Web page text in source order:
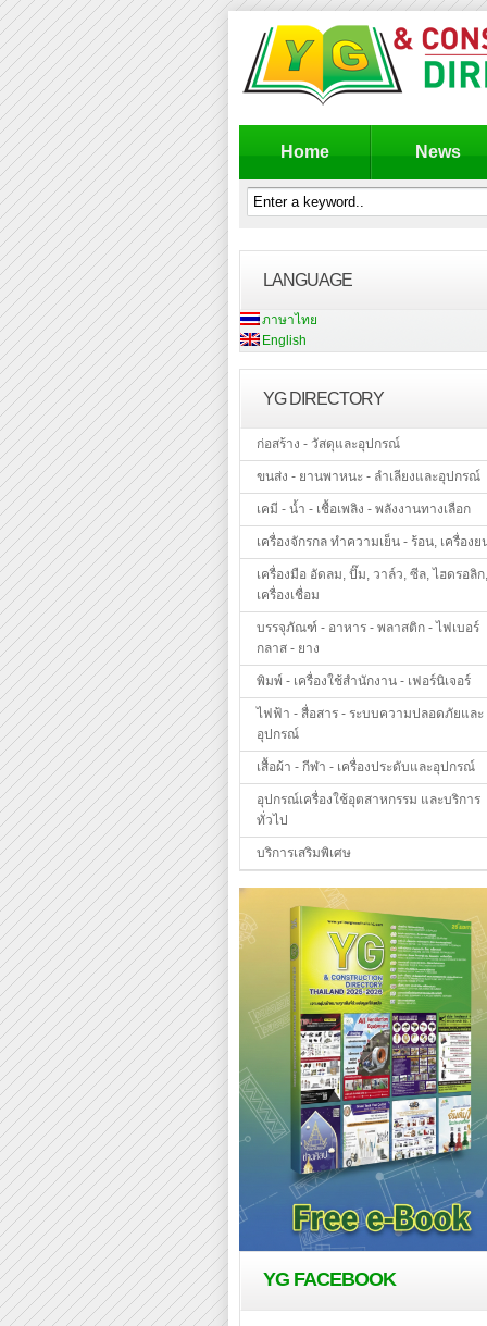
Home News
LANGUAGE
ภาษาไทย
English
YG DIRECTORY
ก่อสร้าง - วัสดุและอุปกรณ์
ขนส่ง - ยานพาหนะ - ลำเลียงและอุปกรณ์
เคมี - น้ำ - เชื้อเพลิง - พลังงานทางเลือก
เครื่องจักรกล ทำความเย็น - ร้อน, เครื่องย
เครื่องมือ อัดลม, ปั๊ม, วาล์ว, ซีล, ไฮดรอลิก,
เครื่องเชื่อม
บรรจุภัณฑ์ - อาหาร - พลาสติก - ไฟเบอร์
กลาส - ยาง
พิมพ์ - เครื่องใช้สำนักงาน - เฟอร์นิเจอร์
ไฟฟ้า - สื่อสาร - ระบบความปลอดภัยและ
อุปกรณ์
เสื้อผ้า - กีฬา - เครื่องประดับและอุปกรณ์
อุปกรณ์เครื่องใช้อุตสาหกรรม และบริการ
ทั่วไป
บริการเสริมพิเศษ
YG FACEBOOK